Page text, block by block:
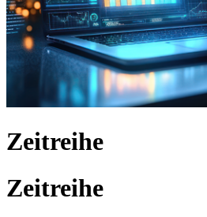
Zeitreihe
Zeitreihe